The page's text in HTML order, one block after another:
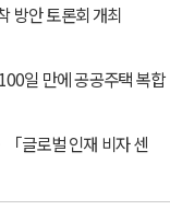
방안 토론회 개최
일 만에 공공주택 복합
글로벌 인재 비자 센